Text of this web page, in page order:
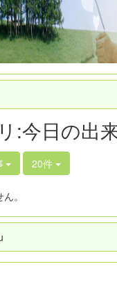
:今日の出
20件
。